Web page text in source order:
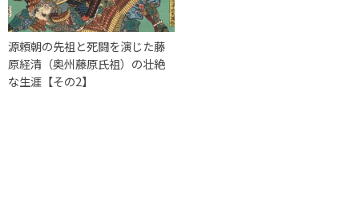
源頼朝の先祖と死闘を演じた藤
原経清（奥州藤原氏祖）の壮絶
な生涯【その2】